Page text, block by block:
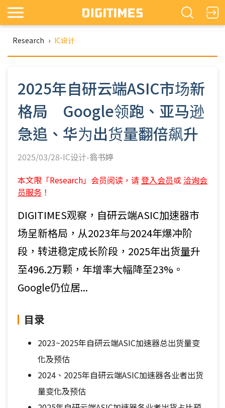
Research › IC设计
2025年自研云端ASIC市场新
格局 Google领跑、亚马逊
急追、华为出货量翻倍飙升
2025/03/28-IC设计-翁书婷
本文限「Research」会员阅读，请登入会员或 洽询会
员服务 ！
DIGITIMES观察，自研云端ASIC加速器市
场呈新格局，从2023年与2024年爆冲阶
段，转进稳定成长阶段，2025年出货量升
至496.2万颗，年增率大幅降至23%。
Google仍位居...
目录
2023~2025年自研云端ASIC加速器总出货量变
化及预估
2024、2025年自研云端ASIC加速器各业者出货
量变化及预估